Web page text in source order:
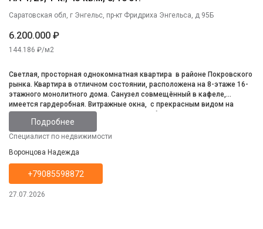
Саратовская обл, г Энгельс, пр-кт Фридриха Энгельса, д 95Б
6.200.000 ₽
144.186 ₽/м2
Светлая, просторная однокомнатная квартира в районе Покровского
рынка. Квартира в отличном состоянии, расположена на 8-этаже 16-
этажного монолитного дома. Санузел совмещённый в кафеле,
имеется гардеробная. Витражные окна, с прекрасным видом на
город. Квартира готова к проживанию, мебель, встроенная кухня и
техника остаётся. Территория дома закрыта и благоустроена,
круглосуточное видеонаблюдение. Инфраструктура развита, всё в
Подробнее
Специалист по недвижимости
Воронцова Надежда
+79085598872
27.07.2026